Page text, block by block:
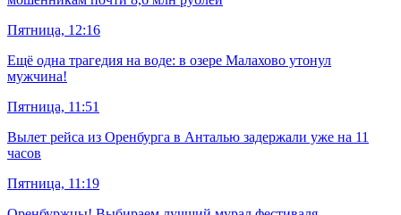
Пятница, 12:16
Ещё одна трагедия на воде: в озере Малахово утонул
мужчина!
Пятница, 11:51
Вылет рейса из Оренбурга в Анталью задержали уже на 11
часов
Пятница, 11:19